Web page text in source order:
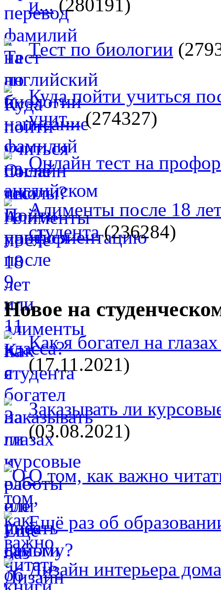
и...(280191)
Тест по биологии
Куда пойти учиться
учит...(274327)
Онлайн тест на
Алименты после 18
студента(236284)
Новое на
Как я богател на
(17.11.2021)
Заказывать ли
(03.08.2021)
О том, как важно
Ещё раз об
Дизайн интерьера дома